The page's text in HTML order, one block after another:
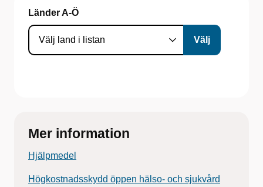
Länder A-Ö
Mer information
Hjälpmedel
Högkostnadsskydd öppen hälso- och sjukvård